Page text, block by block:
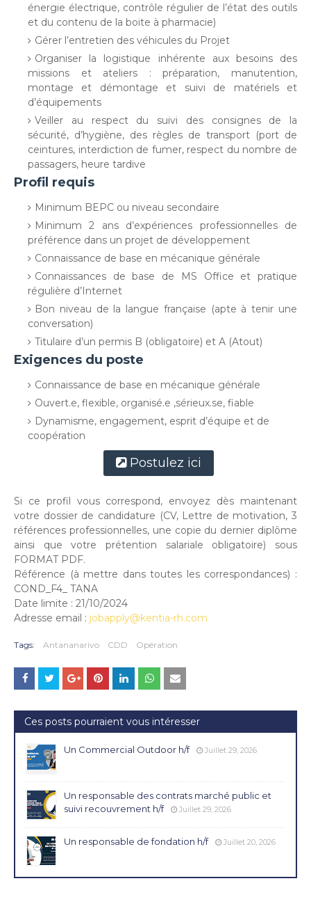
énergie électrique, contrôle régulier de l’état des outils
et du contenu de la boite à pharmacie)
Gérer l’entretien des véhicules du Projet
Organiser la logistique inhérente aux besoins des
missions et ateliers : préparation, manutention,
montage et démontage et suivi de matériels et
d’équipements
Veiller au respect du suivi des consignes de la
sécurité, d’hygiène, des règles de transport (port de
ceintures, interdiction de fumer, respect du nombre de
passagers, heure tardive
Profil requis
Minimum BEPC ou niveau secondaire
Minimum 2 ans d’expériences professionnelles de
préférence dans un projet de développement
Connaissance de base en mécanique générale
Connaissances de base de MS Office et pratique
régulière d’Internet
Bon niveau de la langue française (apte à tenir une
conversation)
Titulaire d’un permis B (obligatoire) et A (Atout)
Exigences du poste
Connaissance de base en mécanique générale
Ouvert.e, flexible, organisé.e ,sérieux.se, fiable
Dynamisme, engagement, esprit d’équipe et de
coopération
Postulez ici
Si ce profil vous correspond, envoyez dès maintenant
votre dossier de candidature (CV, Lettre de motivation, 3
références professionnelles, une copie du dernier diplôme
ainsi que votre prétention salariale obligatoire) sous
FORMAT PDF.
Référence (à mettre dans toutes les correspondances) :
COND_F4_ TANA
Date limite : 21/10/2024
Adresse email : jobapply@kentia-rh.com
Tags: Antananarivo CDD Opération
Ces posts pourraient vous intéresser
Un Commercial Outdoor h/f Juillet 29, 2026
Un responsable des contrats marché public et
suivi recouvrement h/f
Juillet 29, 2026
Un responsable de fondation h/f Juillet 20, 2026